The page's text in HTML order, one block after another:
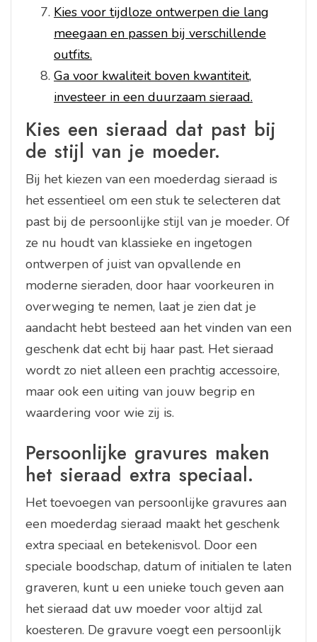
Kies voor tijdloze ontwerpen die lang
meegaan en passen bij verschillende
outfits.
Ga voor kwaliteit boven kwantiteit,
investeer in een duurzaam sieraad.
Kies een sieraad dat past bij
de stijl van je moeder.
Bij het kiezen van een moederdag sieraad is
het essentieel om een stuk te selecteren dat
past bij de persoonlijke stijl van je moeder. Of
ze nu houdt van klassieke en ingetogen
ontwerpen of juist van opvallende en
moderne sieraden, door haar voorkeuren in
overweging te nemen, laat je zien dat je
aandacht hebt besteed aan het vinden van een
geschenk dat echt bij haar past. Het sieraad
wordt zo niet alleen een prachtig accessoire,
maar ook een uiting van jouw begrip en
waardering voor wie zij is.
Persoonlijke gravures maken
het sieraad extra speciaal.
Het toevoegen van persoonlijke gravures aan
een moederdag sieraad maakt het geschenk
extra speciaal en betekenisvol. Door een
speciale boodschap, datum of initialen te laten
graveren, kunt u een unieke touch geven aan
het sieraad dat uw moeder voor altijd zal
koesteren. De gravure voegt een persoonlijk